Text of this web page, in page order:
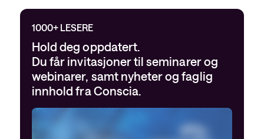
1000+ LESERE
Hold deg oppdatert.
Du får invitasjoner til seminarer og
webinarer, samt nyheter og faglig
innhold fra Conscia.